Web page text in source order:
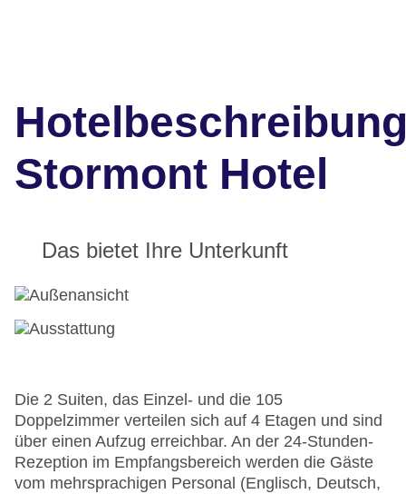
Stormont Hotel
Das bietet Ihre Unterkunft
Die 2 Suiten, das Einzel- und die 105
Doppelzimmer verteilen sich auf 4 Etagen und sind
über einen Aufzug erreichbar. An der 24-Stunden-
Rezeption im Empfangsbereich werden die Gäste
vom mehrsprachigen Personal (Englisch, Deutsch,